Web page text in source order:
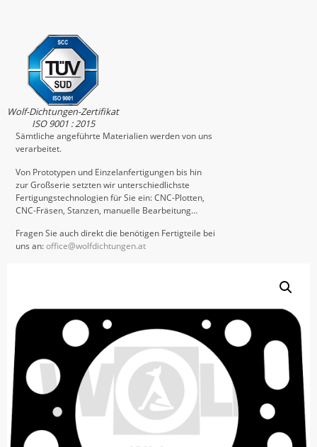
Wolf-Dichtungen-Zertifikat
ISO 9001 : 2015
Sämtliche angeführte Materialien werden von uns
verarbeitet.
Von Prototypen und Einzelanfertigungen bis hin
zur Großserie setzten wir unterschiedlichste
Fertigungstechnologien für Sie ein: CNC-Plotten,
CNC-Fräsen, Stanzen, manuelle Bearbeitung…
Fragen Sie auch direkt die benötigen Fertigteile bei
uns an:office@wolfdichtungen.at